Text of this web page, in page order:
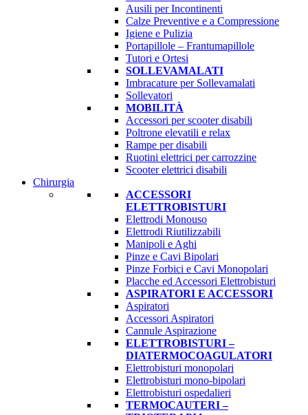
Ausili per Incontinenti
Calze Preventive e a Compressione
Igiene e Pulizia
Portapillole – Frantumapillole
Tutori e Ortesi
SOLLEVAMALATI
Imbracature per Sollevamalati
Sollevatori
MOBILITÀ
Accessori per scooter disabili
Poltrone elevatili e relax
Rampe per disabili
Ruotini elettrici per carrozzine
Scooter elettrici disabili
Chirurgia
ACCESSORI
ELETTROBISTURI
Elettrodi Monouso
Elettrodi Riutilizzabili
Manipoli e Aghi
Pinze e Cavi Bipolari
Pinze Forbici e Cavi Monopolari
Placche ed Accessori Elettrobisturi
ASPIRATORI E ACCESSORI
Aspiratori
Accessori Aspiratori
Cannule Aspirazione
ELETTROBISTURI –
DIATERMOCOAGULATORI
Elettrobisturi monopolari
Elettrobisturi mono-bipolari
Elettrobisturi ospedalieri
TERMOCAUTERI –